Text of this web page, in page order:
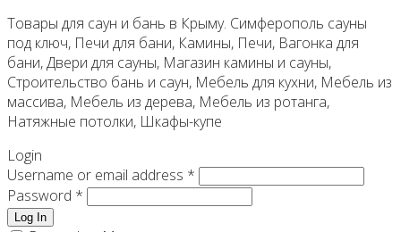
Товары для саун и бань в Крыму. Симферополь сауны
под ключ, Печи для бани, Камины, Печи, Вагонка для
бани, Двери для сауны, Магазин камины и сауны,
Строительство бань и саун, Мебель для кухни, Мебель из
массива, Мебель из дерева, Мебель из ротанга,
Натяжные потолки, Шкафы-купе
Login
Username or email address *
Password *
Log In